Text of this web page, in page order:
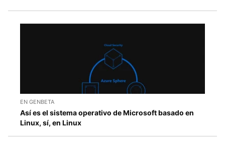
EN GENBETA
Así es el sistema operativo de Microsoft basado en
Linux, sí, en Linux